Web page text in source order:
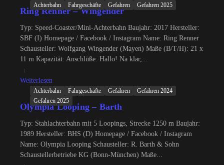
Achterbahn Fahrgeschäfte Gefahren Gefahren 2025
Ring Renner – Wingender
Typ: Speed-Coaster/Mini-Achterbahn Baujahr: 2017 Hersteller:
SBF (I) Homepage / Facebook / Instagram Name: Ring Renner
Schausteller: Wolfgang Wingender (Mayen) Maße (B/T/H): 21 x
11 m Kapazität: Anschlüße: Hallo! Na klar,...
Weiterlesen
Achterbahn Fahrgeschäfte Gefahren
Gefahren 2024
Gefahren 2025
Olympia Looping – Barth
Typ: Stahlachterbahn mit 5 Loopings, Strecke 1250 m Baujahr:
1989 Hersteller: BHS (D) Homepage / Facebook / Instagram
Name: Olympia Looping Schausteller: R. Barth & Sohn
Schaustellerbetriebe KG (Bonn-München) Maße...